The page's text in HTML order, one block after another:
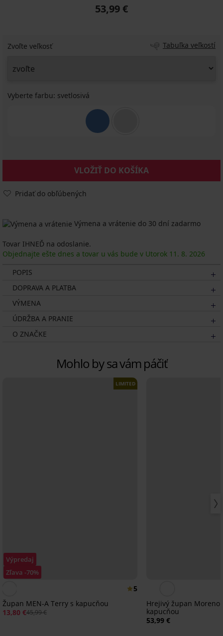
53,99 €
Zvoľte veľkosť Tabuľka veľkostí
Vyberte farbu: svetlosivá
VLOŽIŤ DO KOŠÍKA
Pridať do obľúbených
Výmena a vrátenie do 30 dní zadarmo
Tovar IHNEĎ na odoslanie.
Objednajte ešte dnes a tovar u vás bude v Utorok 11. 8. 2026
POPIS
DOPRAVA A PLATBA
VÝMENA
ÚDRŽBA A PRANIE
O ZNAČKE
Mohlo by sa vám páčiť
Výpredaj
Zľava -70%
LIMITED
5
Župan MEN-A Terry s kapucňou
13,80 €45,99 €
Hrejivý župan Moreno
kapucňou
53,99 €